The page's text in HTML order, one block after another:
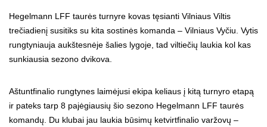
Hegelmann LFF taurės turnyre kovas tęsianti Vilniaus Viltis
trečiadienį susitiks su kita sostinės komanda – Vilniaus Vyčiu. Vytis
rungtyniauja aukštesnėje šalies lygoje, tad viltiečių laukia kol kas
sunkiausia sezono dvikova.
Aštuntfinalio rungtynes laimėjusi ekipa keliaus į kitą turnyro etapą
ir pateks tarp 8 pajėgiausių šio sezono Hegelmann LFF taurės
komandų. Du klubai jau laukia būsimų ketvirtfinalio varžovų –